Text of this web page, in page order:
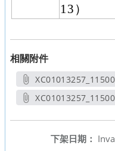
13）
相關附件
下架日期：